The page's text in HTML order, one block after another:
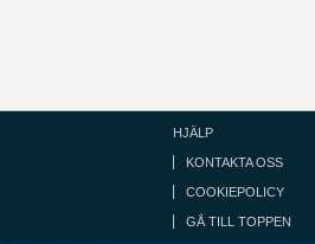
HJÄLP
KONTAKTA OSS
COOKIEPOLICY
GÅ TILL TOPPEN